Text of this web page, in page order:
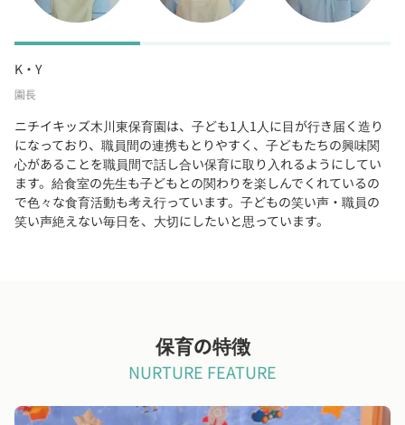
K・Y
園長
ニチイキッズ木川東保育園は、子ども1人1人に目が行き届く造り
になっており、職員間の連携もとりやすく、子どもたちの興味関
心があることを職員間で話し合い保育に取り入れるようにしてい
ます。給食室の先生も子どもとの関わりを楽しんでくれているの
で色々な食育活動も考え行っています。子どもの笑い声・職員の
笑い声絶えない毎日を、大切にしたいと思っています。
保育の特徴
NURTURE FEATURE